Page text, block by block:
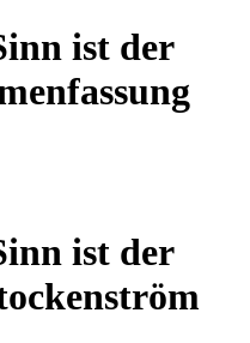
ist der
ist der